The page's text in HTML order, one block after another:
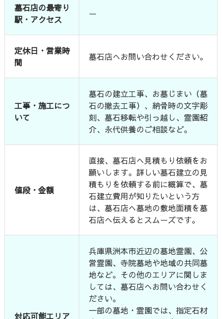
墓石店の最寄り
駅・アクセス
ー
定休日・営業時
間
墓石店へお問い合わせください。
工事・施工につ
いて
墓石の建立工事、お墓じまい（墓
石の撤去工事）、納骨時の文字彫
刻、墓石移転や引っ越し、霊園紹
介、永代供養のご相談など。
値段・金額
直接、墓石店へ見積もり依頼をお
願いします。詳しい墓石建立の見
積もりを依頼する前に概算で、墓
石建立費用が知りたいという方
は、墓石店へ墓地の敷地面積を墓
石店へ伝えるとスムーズです。
対応可能エリア
兵庫県洲本市近辺の墓地霊園、公
営霊園、寺院墓地や地域の共同墓
地など。その他のエリアに関しま
しては、墓石店へお問い合わせく
ださい。
一部の墓地・霊園では、指定石材